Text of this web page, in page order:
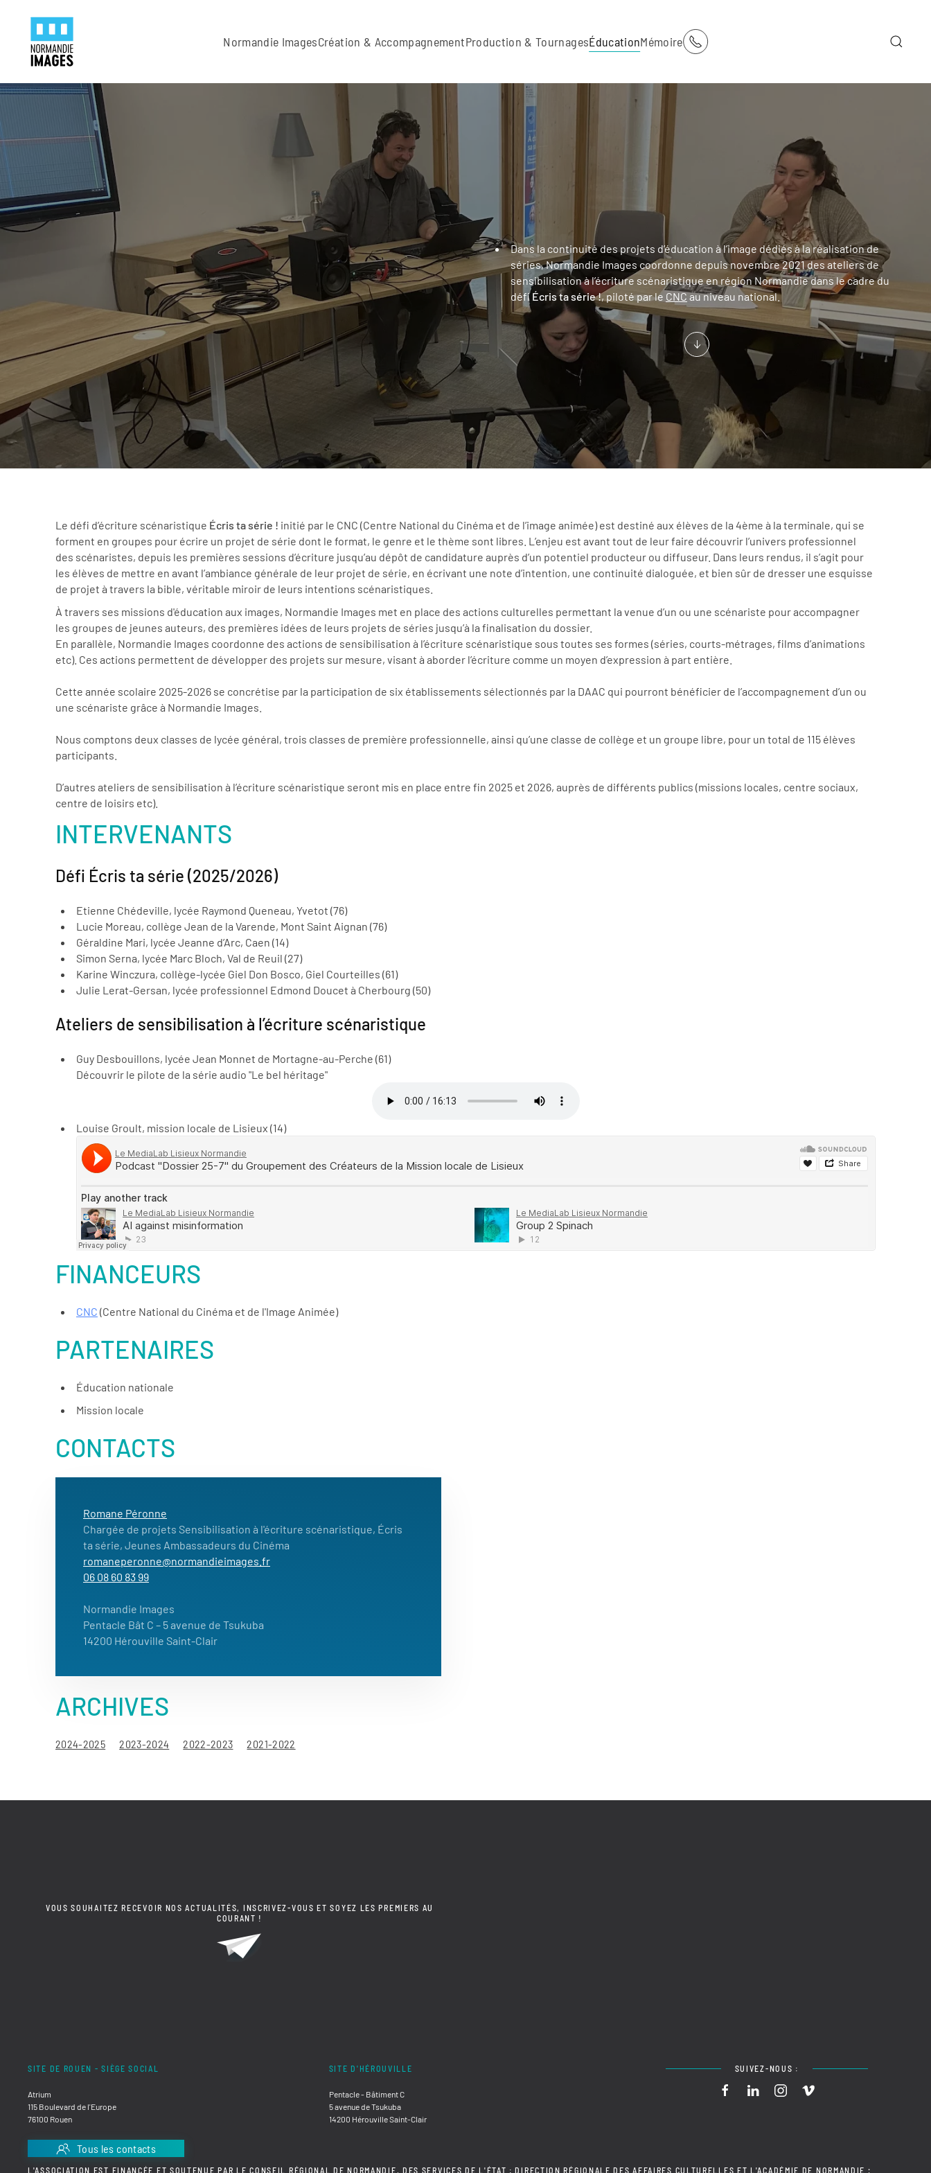
Skip to main content
Normandie ImagesCréation & AccompagnementProduction & TournagesÉducationMémoire
Dans la continuité des projets d’éducation à l’image dédiés à la réalisation de
séries, Normandie Images coordonne depuis novembre 2021 des ateliers de
sensibilisation à l’écriture scénaristique en région Normandie dans le cadre du
défiÉcris ta série !, piloté par le CNCau niveau national.
Le défi d’écriture scénaristique Écris ta série ! initié par le CNC (Centre National du Cinéma et de l’image animée) est destiné aux élèves de la 4ème à la terminale, qui se
forment en groupes pour écrire un projet de série dont le format, le genre et le thème sont libres. L’enjeu est avant tout de leur faire découvrir l’univers professionnel
des scénaristes, depuis les premières sessions d’écriture jusqu’au dépôt de candidature auprès d’un potentiel producteur ou diffuseur. Dans leurs rendus, il s’agit pour
les élèves de mettre en avant l’ambiance générale de leur projet de série, en écrivant une note d’intention, une continuité dialoguée, et bien sûr de dresser une esquisse
de projet à travers la bible, véritable miroir de leurs intentions scénaristiques.
À travers ses missions d'éducation aux images, Normandie Images met en place des actions culturelles permettant la venue d’un ou une scénariste pour accompagner
les groupes de jeunes auteurs, des premières idées de leurs projets de séries jusqu’à la finalisation du dossier.
En parallèle, Normandie Images coordonne des actions de sensibilisation à l’écriture scénaristique sous toutes ses formes (séries, courts-métrages, films d’animations
etc). Ces actions permettent de développer des projets sur mesure, visant à aborder l’écriture comme un moyen d’expression à part entière.
Cette année scolaire 2025-2026 se concrétise par la participation de six établissements sélectionnés par la DAAC qui pourront bénéficier de l’accompagnement d’un ou
une scénariste grâce à Normandie Images.
Nous comptons deux classes de lycée général, trois classes de première professionnelle, ainsi qu’une classe de collège et un groupe libre, pour un total de 115 élèves
participants.
D’autres ateliers de sensibilisation à l’écriture scénaristique seront mis en place entre fin 2025 et 2026, auprès de différents publics (missions locales, centre sociaux,
centre de loisirs etc).
INTERVENANTS
Défi Écris ta série (2025/2026)
Etienne Chédeville, lycée Raymond Queneau, Yvetot (76)
Lucie Moreau, collège Jean de la Varende, Mont Saint Aignan (76)
Géraldine Mari, lycée Jeanne d’Arc, Caen (14)
Simon Serna, lycée Marc Bloch, Val de Reuil (27)
Karine Winczura, collège-lycée Giel Don Bosco, Giel Courteilles (61)
Julie Lerat-Gersan, lycée professionnel Edmond Doucet à Cherbourg (50)
Ateliers de sensibilisation à l’écriture scénaristique
Guy Desbouillons, lycée Jean Monnet de Mortagne-au-Perche (61)
Découvrir le pilote de la série audio "Le bel héritage"
Louise Groult, mission locale de Lisieux (14)
FINANCEURS
CNC (Centre National du Cinéma et de l'Image Animée)
PARTENAIRES
Éducation nationale
Mission locale
CONTACTS
Romane Péronne
Chargée de projets Sensibilisation à l'écriture scénaristique, Écris
ta série, Jeunes Ambassadeurs du Cinéma
romaneperonne@normandieimages.fr
06 08 60 83 99
Normandie Images
Pentacle Bât C – 5 avenue de Tsukuba
14200 Hérouville Saint-Clair
ARCHIVES
2024-2025 2023-2024 2022-2023 2021-2022
VOUS SOUHAITEZ RECEVOIR NOS ACTUALITÉS, INSCRIVEZ-VOUS ET SOYEZ LES PREMIERS AU
COURANT !
SITE DE ROUEN - SIÈGE SOCIAL
Atrium
115 Boulevard de l'Europe
76100 Rouen
Tous les contacts
SITE D'HÉROUVILLE
Pentacle - Bâtiment C
5 avenue de Tsukuba
14200 Hérouville Saint-Clair
SUIVEZ-NOUS :
L'ASSOCIATION EST FINANCÉE ET SOUTENUE PAR LE CONSEIL RÉGIONAL DE NORMANDIE, DES SERVICES DE L'ÉTAT : DIRECTION RÉGIONALE DES AFFAIRES CULTURELLES ET L'ACADÉMIE DE NORMANDIE ;